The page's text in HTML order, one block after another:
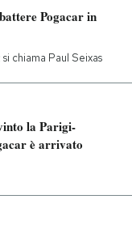
Pogacar in
chiama Paul Seixas
la Parigi-
è arrivato